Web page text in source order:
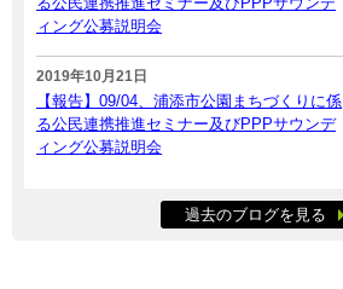
ィング公募説明会
2019年10月21日
【報告】09/04、浦添市公園まちづくりに係
る公民連携推進セミナー及びPPPサウンデ
ィング公募説明会
過去のブログを見る